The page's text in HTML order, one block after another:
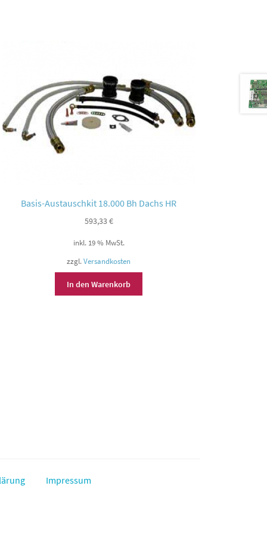
Basis-Austauschkit 18.000 Bh Dachs HR
593,33€
inkl. 19 % MwSt.
zzgl.Versandkosten
In den Warenkorb
Impressum